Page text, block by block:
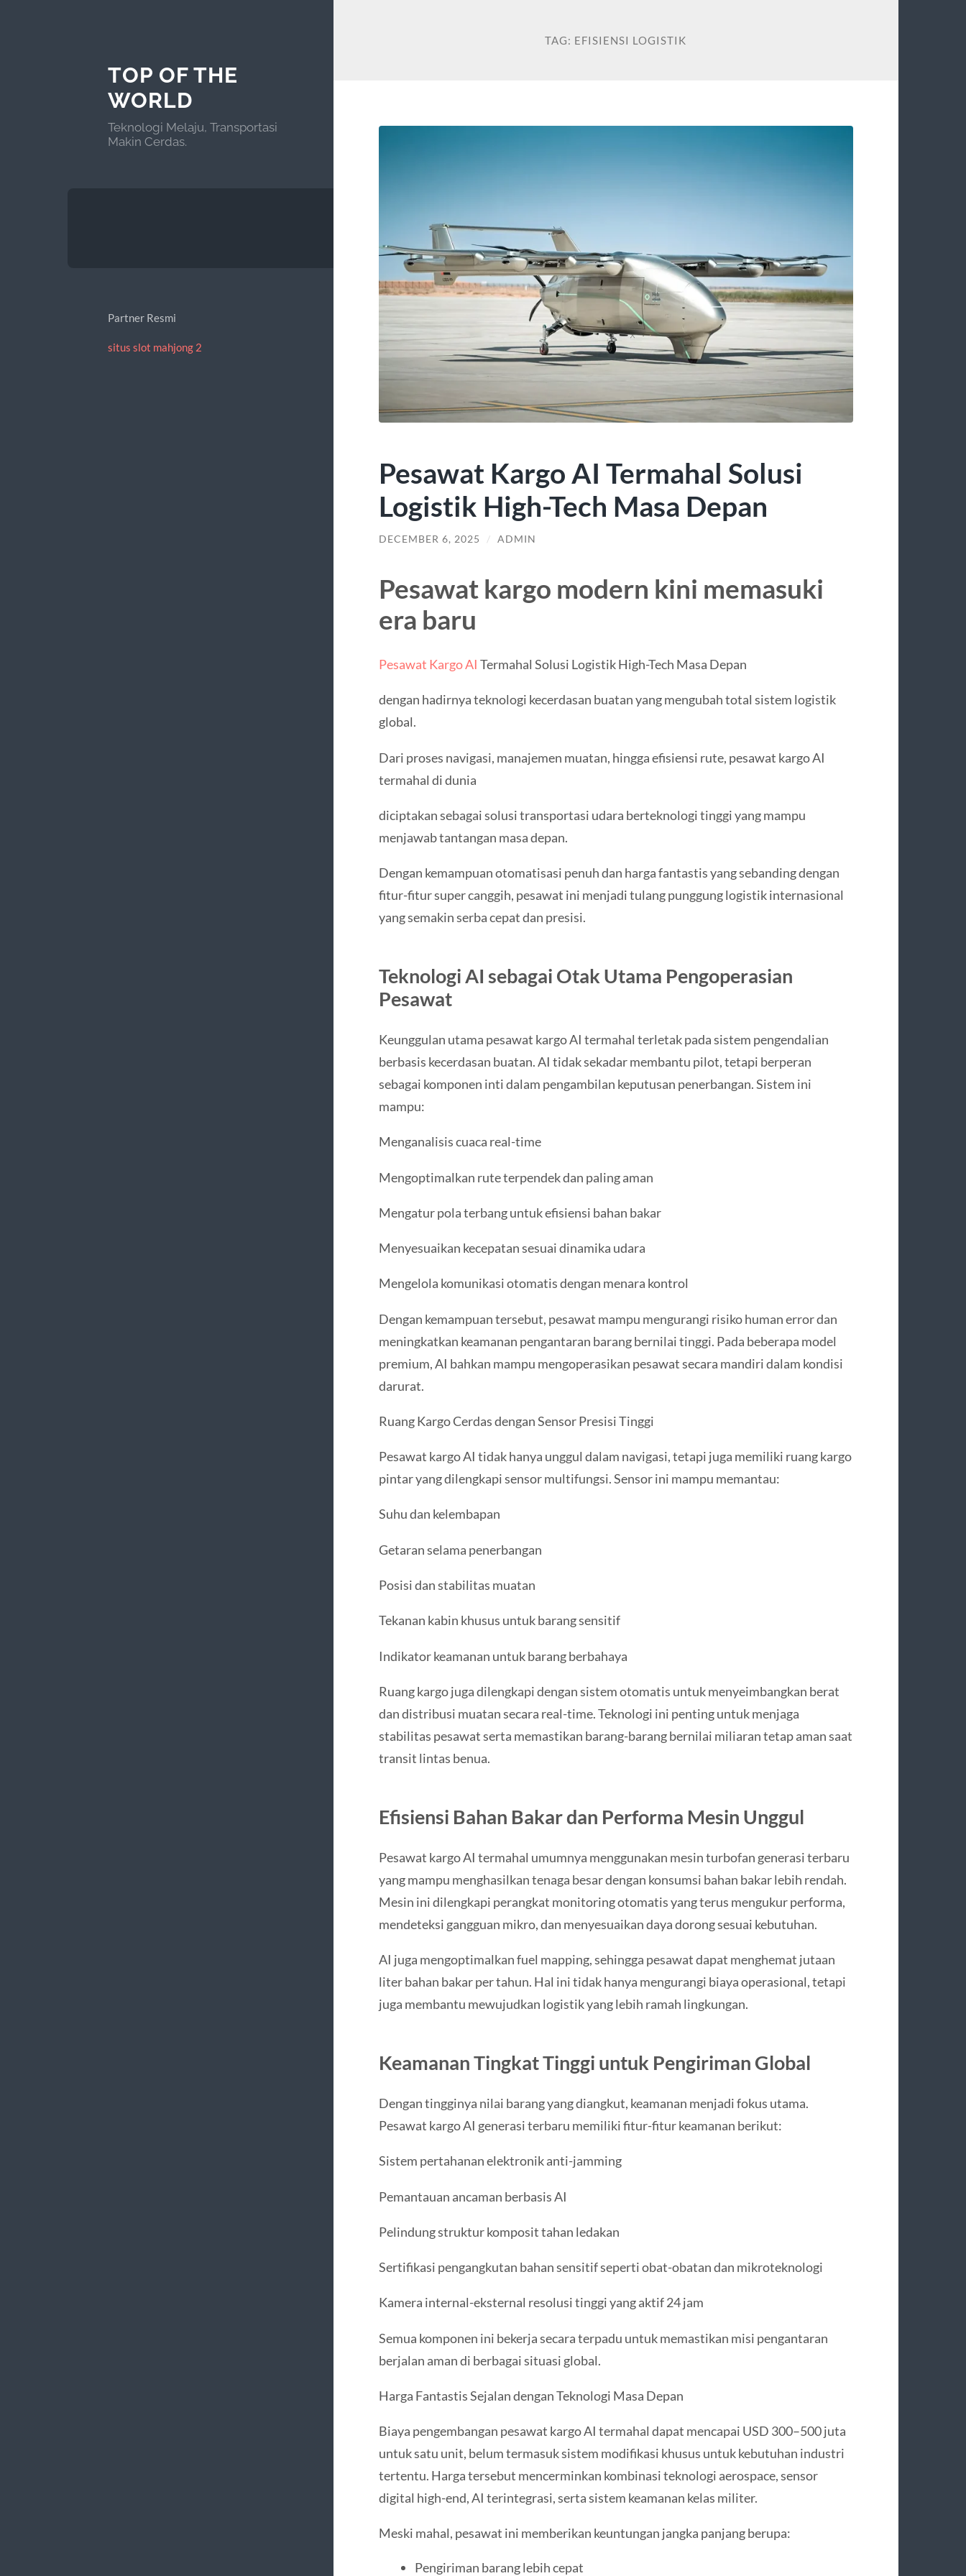
TOP OF THE
WORLD
Teknologi Melaju, Transportasi
Makin Cerdas.
Partner Resmi
situs slot mahjong 2
TAG: EFISIENSI LOGISTIK
Pesawat Kargo AI Termahal Solusi
Logistik High-Tech Masa Depan
DECEMBER 6, 2025 / ADMIN
Pesawat kargo modern kini memasuki
era baru
Pesawat Kargo AI Termahal Solusi Logistik High-Tech Masa Depan
dengan hadirnya teknologi kecerdasan buatan yang mengubah total sistem logistik
global.
Dari proses navigasi, manajemen muatan, hingga efisiensi rute, pesawat kargo AI
termahal di dunia
diciptakan sebagai solusi transportasi udara berteknologi tinggi yang mampu
menjawab tantangan masa depan.
Dengan kemampuan otomatisasi penuh dan harga fantastis yang sebanding dengan
fitur-fitur super canggih, pesawat ini menjadi tulang punggung logistik internasional
yang semakin serba cepat dan presisi.
Teknologi AI sebagai Otak Utama Pengoperasian
Pesawat
Keunggulan utama pesawat kargo AI termahal terletak pada sistem pengendalian
berbasis kecerdasan buatan. AI tidak sekadar membantu pilot, tetapi berperan
sebagai komponen inti dalam pengambilan keputusan penerbangan. Sistem ini
mampu:
Menganalisis cuaca real-time
Mengoptimalkan rute terpendek dan paling aman
Mengatur pola terbang untuk efisiensi bahan bakar
Menyesuaikan kecepatan sesuai dinamika udara
Mengelola komunikasi otomatis dengan menara kontrol
Dengan kemampuan tersebut, pesawat mampu mengurangi risiko human error dan
meningkatkan keamanan pengantaran barang bernilai tinggi. Pada beberapa model
premium, AI bahkan mampu mengoperasikan pesawat secara mandiri dalam kondisi
darurat.
Ruang Kargo Cerdas dengan Sensor Presisi Tinggi
Pesawat kargo AI tidak hanya unggul dalam navigasi, tetapi juga memiliki ruang kargo
pintar yang dilengkapi sensor multifungsi. Sensor ini mampu memantau:
Suhu dan kelembapan
Getaran selama penerbangan
Posisi dan stabilitas muatan
Tekanan kabin khusus untuk barang sensitif
Indikator keamanan untuk barang berbahaya
Ruang kargo juga dilengkapi dengan sistem otomatis untuk menyeimbangkan berat
dan distribusi muatan secara real-time. Teknologi ini penting untuk menjaga
stabilitas pesawat serta memastikan barang-barang bernilai miliaran tetap aman saat
transit lintas benua.
Efisiensi Bahan Bakar dan Performa Mesin Unggul
Pesawat kargo AI termahal umumnya menggunakan mesin turbofan generasi terbaru
yang mampu menghasilkan tenaga besar dengan konsumsi bahan bakar lebih rendah.
Mesin ini dilengkapi perangkat monitoring otomatis yang terus mengukur performa,
mendeteksi gangguan mikro, dan menyesuaikan daya dorong sesuai kebutuhan.
AI juga mengoptimalkan fuel mapping, sehingga pesawat dapat menghemat jutaan
liter bahan bakar per tahun. Hal ini tidak hanya mengurangi biaya operasional, tetapi
juga membantu mewujudkan logistik yang lebih ramah lingkungan.
Keamanan Tingkat Tinggi untuk Pengiriman Global
Dengan tingginya nilai barang yang diangkut, keamanan menjadi fokus utama.
Pesawat kargo AI generasi terbaru memiliki fitur-fitur keamanan berikut:
Sistem pertahanan elektronik anti-jamming
Pemantauan ancaman berbasis AI
Pelindung struktur komposit tahan ledakan
Sertifikasi pengangkutan bahan sensitif seperti obat-obatan dan mikroteknologi
Kamera internal-eksternal resolusi tinggi yang aktif 24 jam
Semua komponen ini bekerja secara terpadu untuk memastikan misi pengantaran
berjalan aman di berbagai situasi global.
Harga Fantastis Sejalan dengan Teknologi Masa Depan
Biaya pengembangan pesawat kargo AI termahal dapat mencapai USD 300–500 juta
untuk satu unit, belum termasuk sistem modifikasi khusus untuk kebutuhan industri
tertentu. Harga tersebut mencerminkan kombinasi teknologi aerospace, sensor
digital high-end, AI terintegrasi, serta sistem keamanan kelas militer.
Meski mahal, pesawat ini memberikan keuntungan jangka panjang berupa:
Pengiriman barang lebih cepat